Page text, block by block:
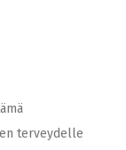
terveydelle